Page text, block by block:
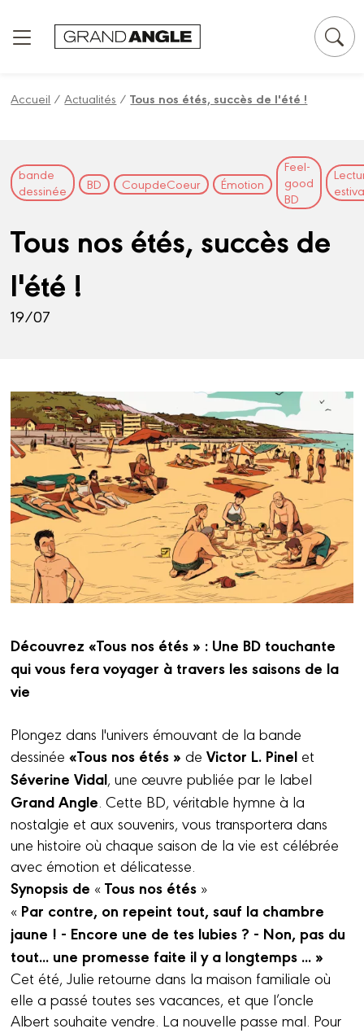
Accueil /Actualités /Tous nos étés, succès de l'été !
bande
dessinée
BD CoupdeCoeur Émotion
Feel-
good
BD
Tous nos étés, succès de
l'été !
19/07
Découvrez «Tous nos étés » : Une BD touchante
qui vous fera voyager à travers les saisons de la
vie
Plongez dans l'univers émouvant de la bande
dessinée«Tous nos étés »deVictor L. Pinel et
Séverine Vidal, une œuvre publiée par le label
Grand Angle. Cette BD, véritable hymne à la
nostalgie et aux souvenirs, vous transportera dans
une histoire où chaque saison de la vie est célébrée
avec émotion et délicatesse.
Synopsis de «Tous nos étés »
« Par contre, on repeint tout, sauf la chambre
jaune ! - Encore une de tes lubies ? - Non, pas du
tout... une promesse faite il y a longtemps ... »
Cet été, Julie retourne dans la maison familiale où
elle a passé toutes ses vacances, et que l’oncle
Albert souhaite vendre. La nouvelle passe mal. Pour